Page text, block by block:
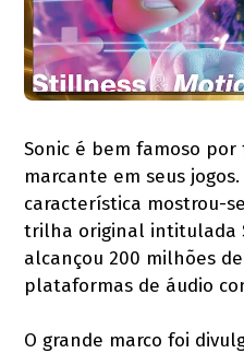
Sonic é bem famoso
marcante em seus
característica mostrou-
trilha original intitulada
alcançou 200 milhões
plataformas de áudio
O grande marco foi